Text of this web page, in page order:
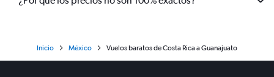
Inicio México Vuelos baratos de Costa Rica a Guanajuato